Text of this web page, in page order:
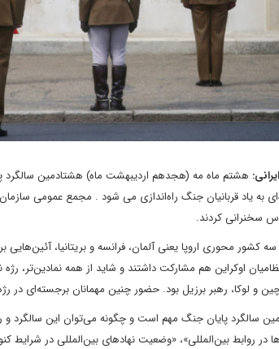
هشتم ماه مه (هجدهم اردیبهشت ماه) هشتادمین سالگرد
به یاد قربانیان جنگ راه‌اندازی می شود . مجمع عمومی
سخنرانی کردند.
کشور محوری اروپا یعنی آلمان، فرانسه و بریتانیا، آئین‌هایی
اوکراین هم مشارکت داشتند و شاید از همه نمادین‌تر،
و لوکا، رهبر برزیل بود. حضور چنین مهمانان برجسته‌ای در
سالگرد پایان جنگ مهم است و چگونه می‌توان این سالگرد و
در روابط بین‌المللی»، «وضعیت نهادهای بین‌المللی در